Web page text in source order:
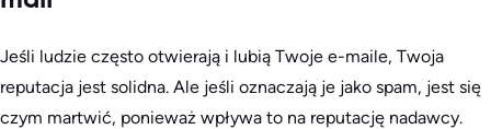
Jeśli ludzie często otwierają i lubią Twoje e-maile, Twoja
reputacja jest solidna. Ale jeśli oznaczają je jako spam, jest się
czym martwić, ponieważ wpływa to na reputację nadawcy.